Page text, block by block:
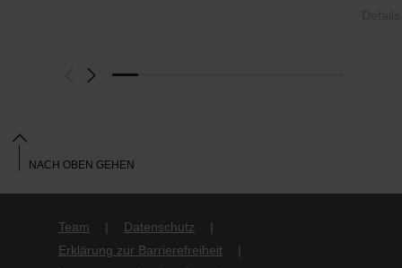
Team
Datenschutz
Erklärung zur Barrierefreiheit
NACH OBEN GEHEN